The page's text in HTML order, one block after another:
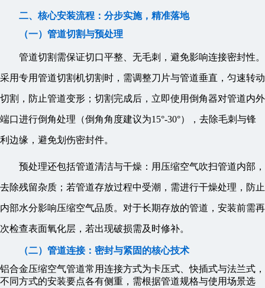
二、核心安装流程：分步实施，精准落地
（一）管道切割与预处理
管道切割需保证切口平整、无毛刺，避免影响连接密封性。
采用专用管道切割机切割时，需调整刀片与管道垂直，匀速转动
切割，防止管道变形；切割完成后，立即使用倒角器对管道内外
端口进行倒角处理（倒角角度建议为15°-30°），去除毛刺与锋
利边缘，避免划伤密封件。
预处理还包括管道清洁与干燥：用压缩空气吹扫管道内部，
去除残留杂质；若管道存放过程中受潮，需进行干燥处理，防止
内部水分影响压缩空气品质。对于长期存放的管道，安装前需再
次检查表面氧化层，若出现破损需及时修补。
（二）管道连接：密封与紧固的核心技术
铝合金压缩空气管道常用连接方式为卡压式、快插式与法兰式，
不同方式的安装要点各有侧重，需根据管道规格与使用场景选